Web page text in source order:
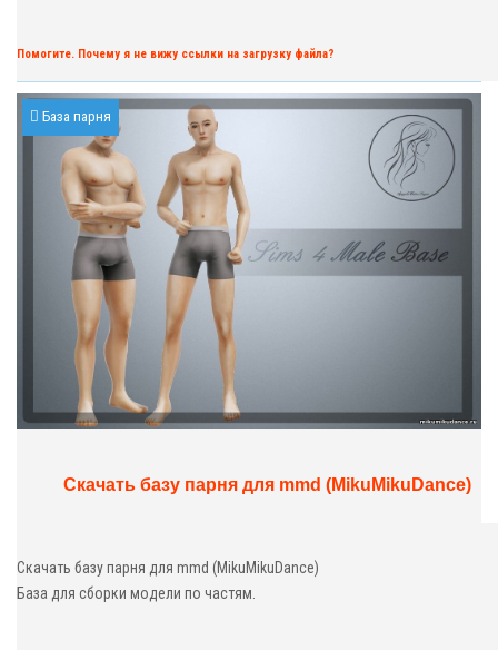
Помогите. Почему я не вижу ссылки на загрузку файла?
База парня
Скачать базу парня для mmd (MikuMikuDance)
Скачать базу парня для mmd (MikuMikuDance)
База для сборки модели по частям.